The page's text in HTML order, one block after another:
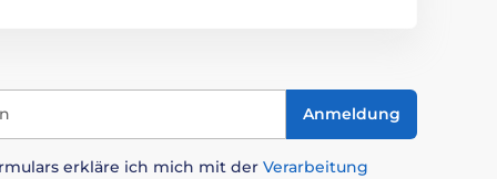
Anmeldung
erkläre ich mich mit der Verarbeitung